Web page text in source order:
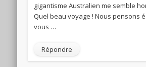
gigantisme Australien me semble
Quel beau voyage ! Nous pensons
vous …
Répondre